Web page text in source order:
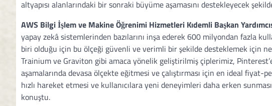
altyapısı alanlarındaki bir sonraki büyüme aşamasını destekleyecek
AWS Bilgi İşlem ve Makine Öğrenimi Hizmetleri Kıdemli Başkan
yapay zekâ sistemlerinden bazılarını inşa ederek 600 milyondan fazla
biri olduğu için bu ölçeği güvenli ve verimli bir şekilde desteklemek için
Trainium ve Graviton gibi amaca yönelik geliştirilmiş çiplerimiz,
aşamalarında devasa ölçekte eğitmesi ve çalıştırması için en ideal
hızlı hareket etmesi ve kullanıcılara yeni deneyimleri daha erken
konuştu.